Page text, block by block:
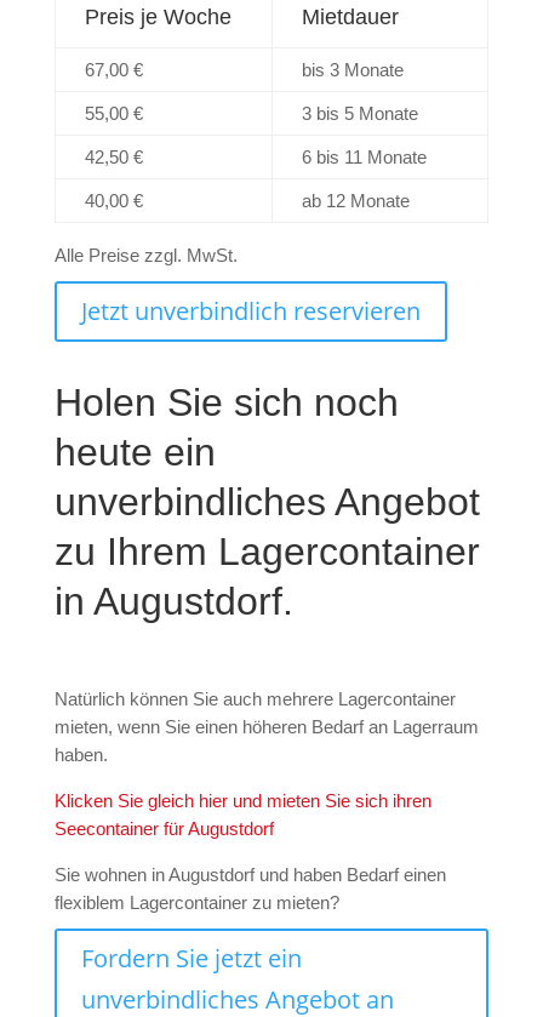
Preis je Woche Mietdauer
67,00 € bis 3 Monate
55,00 € 3 bis 5 Monate
42,50 € 6 bis 11 Monate
40,00 € ab 12 Monate
Alle Preise zzgl. MwSt.
Jetzt unverbindlich reservieren
Holen Sie sich noch
heute ein
unverbindliches Angebot
zu Ihrem Lagercontainer
in Augustdorf.
Natürlich können Sie auch mehrere Lagercontainer
mieten, wenn Sie einen höheren Bedarf an Lagerraum
haben.
Klicken Sie gleich hier und mieten Sie sich ihren
Seecontainer für Augustdorf
Sie wohnen in Augustdorf und haben Bedarf einen
flexiblem Lagercontainer zu mieten?
Fordern Sie jetzt ein
unverbindliches Angebot an